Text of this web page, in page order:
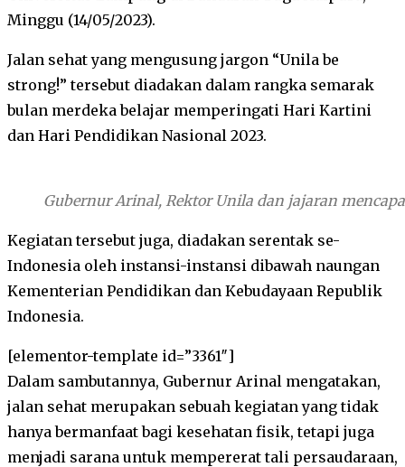
Minggu (14/05/2023).
Jalan sehat yang mengusung jargon “Unila be
strong!” tersebut diadakan dalam rangka semarak
bulan merdeka belajar memperingati Hari Kartini
dan Hari Pendidikan Nasional 2023.
Gubernur Arinal, Rektor Unila dan jajaran
Kegiatan tersebut juga, diadakan serentak se-
Indonesia oleh instansi-instansi dibawah naungan
Kementerian Pendidikan dan Kebudayaan Republik
Indonesia.
[elementor-template id=”3361″]
Dalam sambutannya, Gubernur Arinal mengatakan,
jalan sehat merupakan sebuah kegiatan yang tidak
hanya bermanfaat bagi kesehatan fisik, tetapi juga
menjadi sarana untuk mempererat tali persaudaraan,